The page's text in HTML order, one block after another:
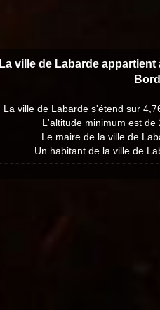
La ville de Labarde appartient
La ville de Labarde s'étend sur
L'altitude minimum est de
Le maire de la ville de
Un habitant de la ville de